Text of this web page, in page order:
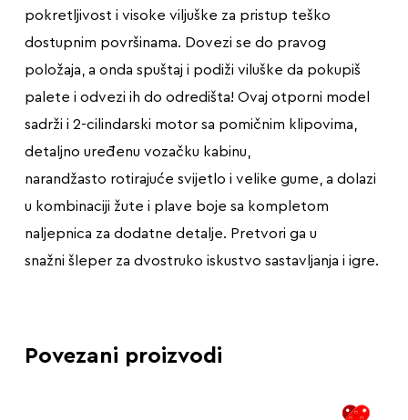
pokretljivost i visoke viljuške za pristup teško
dostupnim površinama. Dovezi se do pravog
položaja, a onda spuštaj i podiži viluške da pokupiš
palete i odvezi ih do odredišta! Ovaj otporni model
sadrži i 2-cilindarski motor sa pomičnim klipovima,
detaljno uređenu vozačku kabinu,
narandžasto rotirajuće svijetlo i velike gume, a dolazi
u kombinaciji žute i plave boje sa kompletom
naljepnica za dodatne detalje. Pretvori ga u
snažni šleper za dvostruko iskustvo sastavljanja i igre.
Povezani proizvodi